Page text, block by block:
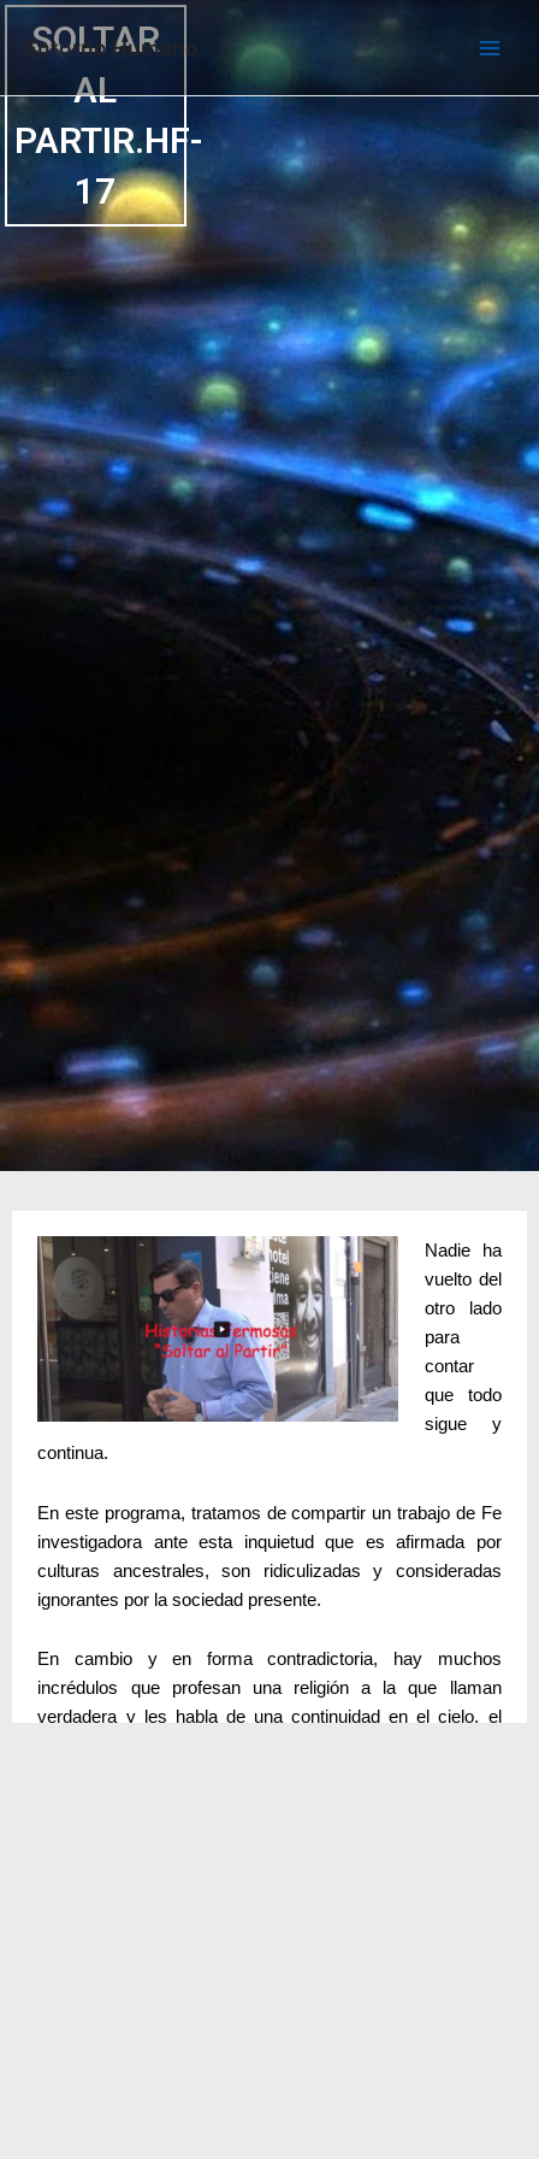
Ir
Entorno Humano
SOLTAR
AL
PARTIR.HF-
17
Nadie ha
vuelto del
otro lado
para
contar
que todo
sigue y
continua.
En este programa, tratamos de compartir un trabajo de Fe
investigadora ante esta inquietud que es afirmada por
culturas ancestrales, son ridiculizadas y consideradas
ignorantes por la sociedad presente.
En cambio y en forma contradictoria, hay muchos
incrédulos que profesan una religión a la que llaman
verdadera y les habla de una continuidad en el cielo, el